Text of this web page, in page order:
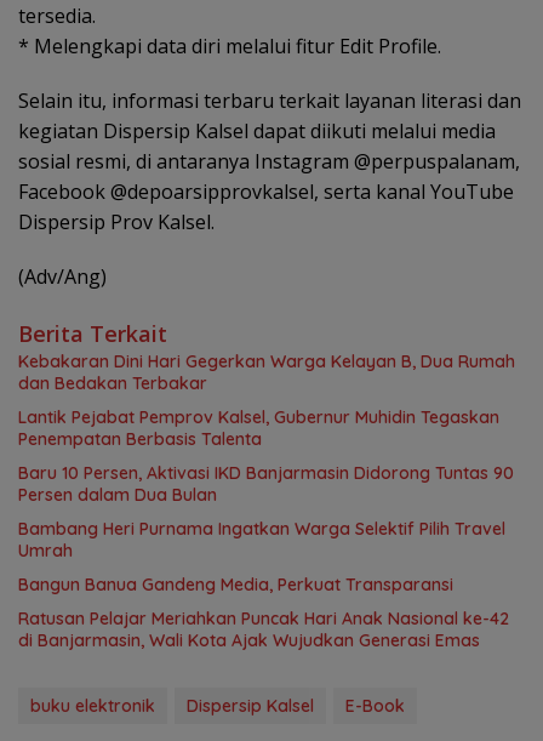
tersedia.
* Melengkapi data diri melalui fitur Edit Profile.
Selain itu, informasi terbaru terkait layanan literasi dan
kegiatan Dispersip Kalsel dapat diikuti melalui media
sosial resmi, di antaranya Instagram @perpuspalanam,
Facebook @depoarsipprovkalsel, serta kanal YouTube
Dispersip Prov Kalsel.
(Adv/Ang)
Berita Terkait
Kebakaran Dini Hari Gegerkan Warga Kelayan B, Dua Rumah
dan Bedakan Terbakar
Lantik Pejabat Pemprov Kalsel, Gubernur Muhidin Tegaskan
Penempatan Berbasis Talenta
Baru 10 Persen, Aktivasi IKD Banjarmasin Didorong Tuntas 90
Persen dalam Dua Bulan
Bambang Heri Purnama Ingatkan Warga Selektif Pilih Travel
Umrah
Bangun Banua Gandeng Media, Perkuat Transparansi
Ratusan Pelajar Meriahkan Puncak Hari Anak Nasional ke-42
di Banjarmasin, Wali Kota Ajak Wujudkan Generasi Emas
buku elektronik Dispersip Kalsel E-Book